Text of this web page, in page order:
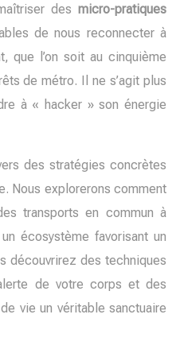
des micro-pratiques
de nous reconnecter à
que l’on soit au cinquième
de métro. Il ne s’agit plus
à « hacker » son énergie
des stratégies concrètes
Nous explorerons comment
transports en commun à
écosystème favorisant un
découvrirez des techniques
de votre corps et des
vie un véritable sanctuaire